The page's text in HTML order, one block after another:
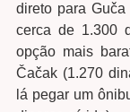
direto para
cerca de 1.300
opção mais
Čačak (1.270
lá pegar um